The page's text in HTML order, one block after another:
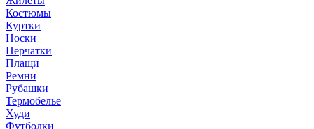
Костюмы
Куртки
Носки
Перчатки
Плащи
Ремни
Рубашки
Термобелье
Худи
Футболки